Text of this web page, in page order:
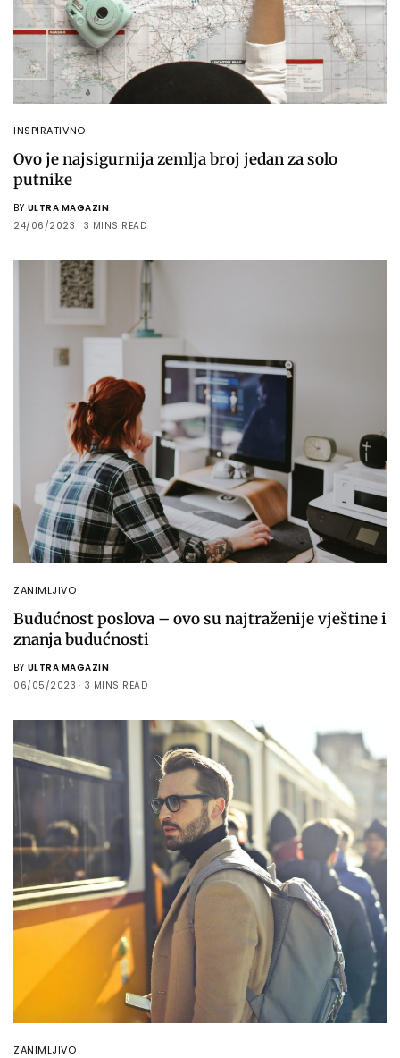
INSPIRATIVNO
Ovo je najsigurnija zemlja broj jedan za solo
putnike
BY ULTRA MAGAZIN
24/06/2023
3 MINS READ
ZANIMLJIVO
Budućnost poslova – ovo su najtraženije vještine i
znanja budućnosti
BY ULTRA MAGAZIN
06/05/2023
3 MINS READ
ZANIMLJIVO